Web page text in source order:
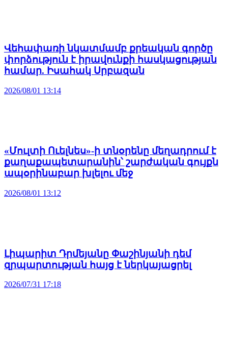
Վեհափառի նկատմամբ քրեական գործը
փորձություն է իրավունքի հասկացության
համար. Իսահակ Սրբազան
2026/08/01 13:14
«Մուլտի Ուելնես»-ի տնօրենը մեղադրում է
քաղաքապետարանին՝ շարժական գույքն
ապօրինաբար խլելու մեջ
2026/08/01 13:12
Լիպարիտ Դրմեյանը Փաշինյանի դեմ
զրպարտության հայց է ներկայացրել
2026/07/31 17:18